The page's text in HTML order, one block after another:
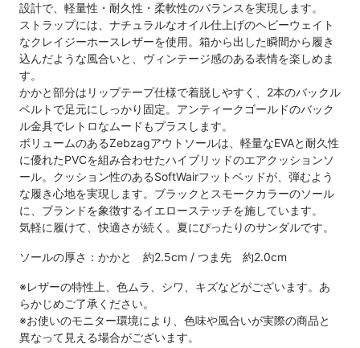
設計で、軽量性・耐久性・柔軟性のバランスを実現します。
ストラップには、ナチュラルなオイル仕上げのヘビーウェイト
なクレイジーホースレザーを使用。箱から出した瞬間から履き
込んだような風合いと、ヴィンテージ感のある表情を楽しめま
す。
かかと部分はリップテープ仕様で着脱しやすく、2本のバックル
ベルトで足元にしっかり固定。アンティークゴールドのバック
ル金具でレトロなムードもプラスします。
ボリュームのあるZebzagアウトソールは、軽量なEVAと耐久性
に優れたPVCを組み合わせたハイブリッドのエアクッションソ
ール。クッション性のあるSoftWairフットベッドが、弾むよう
な履き心地を実現します。ブラックとスモークカラーのソール
に、ブランドを象徴するイエローステッチを施しています。
気軽に履けて、快適さが続く。夏にぴったりのサンダルです。
ソールの厚さ：かかと 約2.5cm / つま先 約2.0cm
※レザーの特性上、色ムラ、シワ、キズなどがございます。あ
らかじめご了承ください。
※お使いのモニター環境により、色味や風合いが実際の商品と
異なって見える場合がございます。